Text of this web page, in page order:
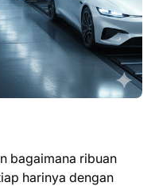
bagaimana ribuan
harinya dengan